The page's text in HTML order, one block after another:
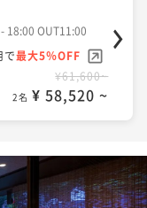
18:00 OUT11:00
で最大5％OFF
¥61,600~
2名 ¥ 58,520 ~